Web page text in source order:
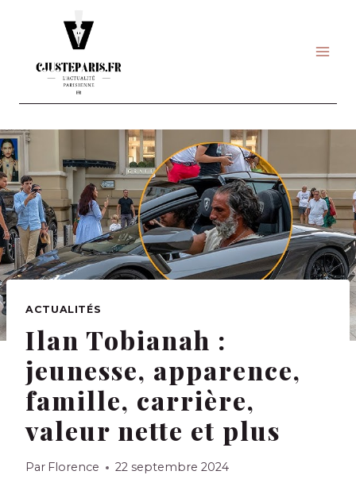
ACTUALITÉS
Ilan Tobianah :
jeunesse, apparence,
famille, carrière,
valeur nette et plus
Par Florence 22 septembre 2024